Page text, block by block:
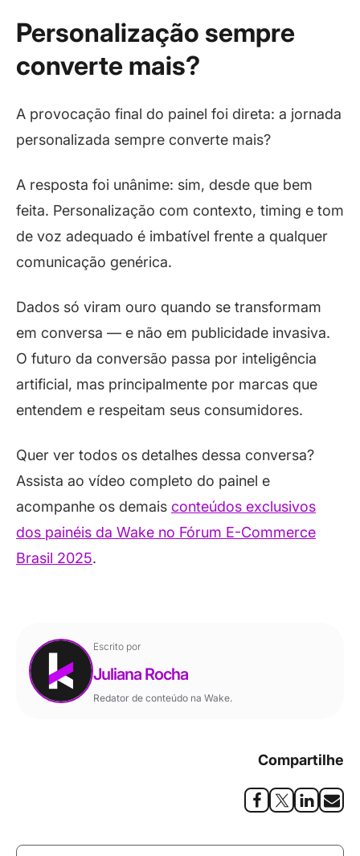
Personalização sempre
converte mais?
A provocação final do painel foi direta: a jornada
personalizada sempre converte mais?
A resposta foi unânime: sim, desde que bem
feita. Personalização com contexto, timing e tom
de voz adequado é imbatível frente a qualquer
comunicação genérica.
Dados só viram ouro quando se transformam
em conversa — e não em publicidade invasiva.
O futuro da conversão passa por inteligência
artificial, mas principalmente por marcas que
entendem e respeitam seus consumidores.
Quer ver todos os detalhes dessa conversa?
Assista ao vídeo completo do painel e
acompanhe os demais conteúdos exclusivos
dos painéis da Wake no Fórum E-Commerce
Brasil 2025.
Escrito por
Juliana Rocha
Redator de conteúdo na Wake.
Compartilhe